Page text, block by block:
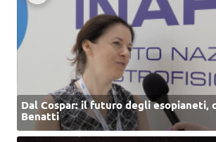
Dal Cospar: il futuro degli esopianeti,
Benatti